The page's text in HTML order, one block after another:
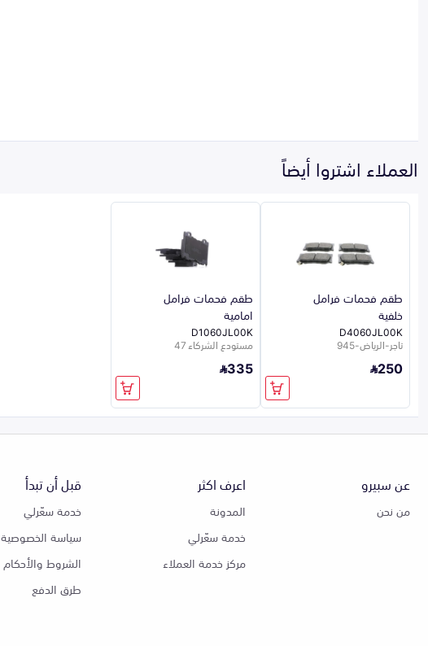
العملاء اشتروا أيضاً
طقم فحمات فرامل
خلفية
D4060JL00K
تاجر-الرياض-945
250
طقم فحمات فرامل
امامية
D1060JL00K
مستودع الشركاء 47
335
عن سبيرو
من نحن
اعرف اكثر
المدونة
خدمة سعّرلي
مركز خدمة العملاء
قبل أن تبدأ
خدمة سعّرلي
سياسة الخصوصية
الشروط والأحكام
طرق الدفع